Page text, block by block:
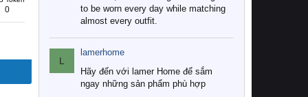
0
to be worn every day while matching
almost every outfit.
L
lamerhome
Hãy đến với lamer Home để sắm
ngay những sản phẩm phù hợp